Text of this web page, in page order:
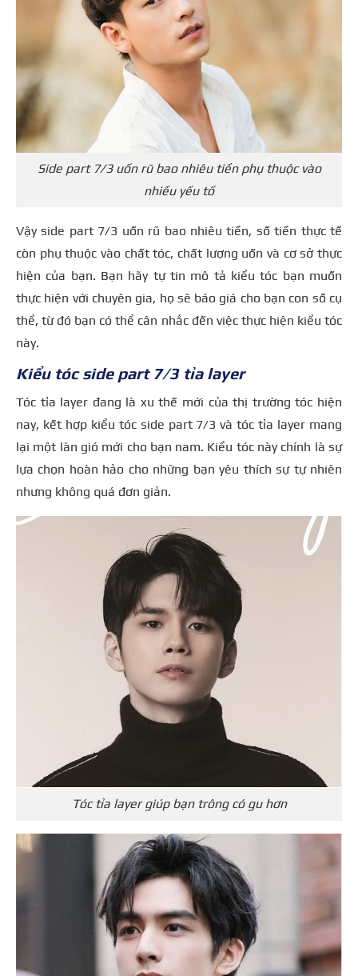
Side part 7/3 uốn rũ bao nhiêu tiền phụ thuộc vào
nhiều yếu tố
Vậy side part 7/3 uốn rũ bao nhiêu tiền, số tiền thực tế
còn phụ thuộc vào chất tóc, chất lượng uốn và cơ sở thực
hiện của bạn. Bạn hãy tự tin mô tả kiểu tóc bạn muốn
thực hiện với chuyên gia, họ sẽ báo giá cho bạn con số cụ
thể, từ đó bạn có thể cân nhắc đến việc thực hiện kiểu tóc
này.
Kiểu tóc side part 7/3 tỉa layer
Tóc tỉa layer đang là xu thế mới của thị trường tóc hiện
nay, kết hợp kiểu tóc side part 7/3 và tóc tỉa layer mang
lại một làn gió mới cho bạn nam. Kiểu tóc này chính là sự
lựa chọn hoàn hảo cho những bạn yêu thích sự tự nhiên
nhưng không quá đơn giản.
Tóc tỉa layer giúp bạn trông có gu hơn